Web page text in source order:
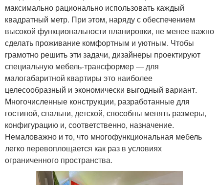
максимально рационально использовать каждый
квадратный метр. При этом, наряду с обеспечением
высокой функциональности планировки, не менее важно
сделать проживание комфортным и уютным. Чтобы
грамотно решить эти задачи, дизайнеры проектируют
специальную мебель-трансформер — для
малогабаритной квартиры это наиболее
целесообразный и экономически выгодный вариант.
Многочисленные конструкции, разработанные для
гостиной, спальни, детской, способны менять размеры,
конфигурацию и, соответственно, назначение.
Немаловажно и то, что многофункциональная мебель
легко перевоплощается как раз в условиях
ограниченного пространства.